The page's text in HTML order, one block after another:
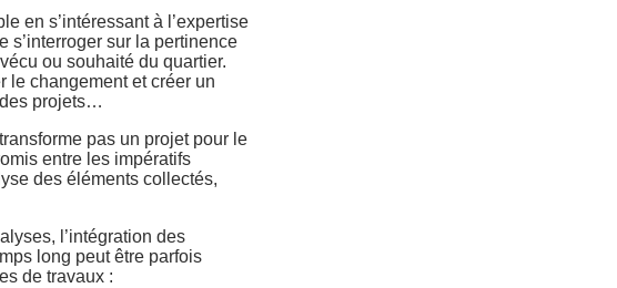
en s’intéressant à l’expertise
s’interroger sur la pertinence
ou souhaité du quartier.
le changement et créer un
projets…
pas un projet pour le
entre les impératifs
des éléments collectés,
l’intégration des
long peut être parfois
de travaux :